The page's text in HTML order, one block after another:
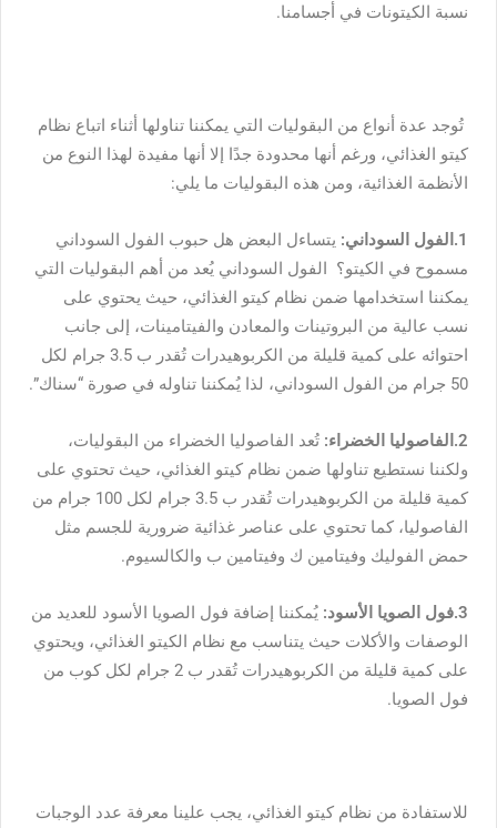
نسبة الكيتونات في أجسامنا.
تُوجد عدة أنواع من البقوليات التي يمكننا تناولها أثناء اتباع نظام
كيتو الغذائي، ورغم أنها محدودة جدًا إلا أنها مفيدة لهذا النوع من
الأنظمة الغذائية، ومن هذه البقوليات ما يلي:
1.الفول السوداني:
يتساءل البعض هل حبوب الفول السوداني
مسموح في الكيتو؟ الفول السوداني يُعد من أهم البقوليات التي
يمكننا استخدامها ضمن نظام كيتو الغذائي، حيث يحتوي على
نسب عالية من البروتينات والمعادن والفيتامينات، إلى جانب
احتوائه على كمية قليلة من الكربوهيدرات تُقدر ب 3.5 جرام لكل
50 جرام من الفول السوداني، لذا يُمكننا تناوله في صورة “سناك”.
2.الفاصوليا الخضراء:
تُعد الفاصوليا الخضراء من البقوليات،
ولكننا نستطيع تناولها ضمن نظام كيتو الغذائي، حيث تحتوي على
كمية قليلة من الكربوهيدرات تُقدر ب 3.5 جرام لكل 100 جرام من
الفاصوليا، كما تحتوي على عناصر غذائية ضرورية للجسم مثل
حمض الفوليك وفيتامين ك وفيتامين ب والكالسيوم.
3.فول الصويا الأسود:
يُمكننا إضافة فول الصويا الأسود للعديد من
الوصفات والأكلات حيث يتناسب مع نظام الكيتو الغذائي، ويحتوي
على كمية قليلة من الكربوهيدرات تُقدر ب 2 جرام لكل كوب من
فول الصويا.
للاستفادة من نظام كيتو الغذائي، يجب علينا معرفة عدد الوجبات